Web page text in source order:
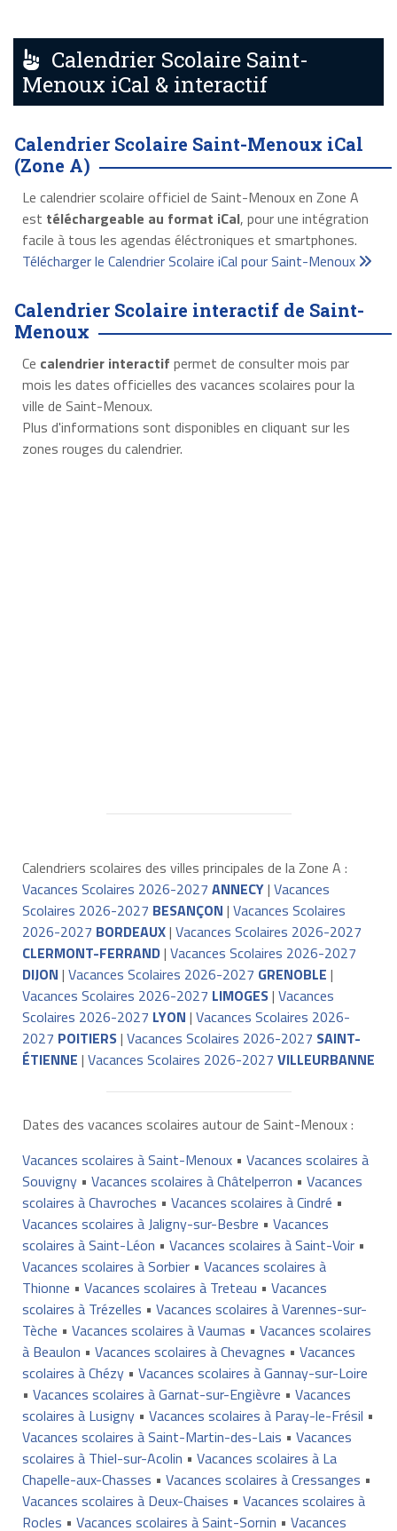
Calendrier Scolaire Saint-
Menoux iCal & interactif
Calendrier Scolaire Saint-Menoux iCal
(Zone A)
Le calendrier scolaire officiel de Saint-Menoux en Zone A
est téléchargeable au format iCal, pour une intégration
facile à tous les agendas éléctroniques et smartphones.
Télécharger le Calendrier Scolaire iCal pour Saint-Menoux
Calendrier Scolaire interactif de Saint-
Menoux
Ce calendrier interactif permet de consulter mois par
mois les dates officielles des vacances scolaires pour la
ville de Saint-Menoux.
Plus d'informations sont disponibles en cliquant sur les
zones rouges du calendrier.
Calendriers scolaires des villes principales de la Zone A :
Vacances Scolaires 2026-2027 ANNECY| Vacances
Scolaires 2026-2027 BESANÇON | Vacances Scolaires
2026-2027 BORDEAUX| Vacances Scolaires 2026-2027
CLERMONT-FERRAND| Vacances Scolaires 2026-2027
DIJON | Vacances Scolaires 2026-2027 GRENOBLE |
Vacances Scolaires 2026-2027 LIMOGES| Vacances
Scolaires 2026-2027 LYON | Vacances Scolaires 2026-
2027 POITIERS| Vacances Scolaires 2026-2027 SAINT-
ÉTIENNE | Vacances Scolaires 2026-2027 VILLEURBANNE
Dates des vacances scolaires autour de Saint-Menoux :
Vacances scolaires à Saint-Menoux• Vacances scolaires à
Souvigny• Vacances scolaires à Châtelperron • Vacances
scolaires à Chavroches • Vacances scolaires à Cindré •
Vacances scolaires à Jaligny-sur-Besbre • Vacances
scolaires à Saint-Léon • Vacances scolaires à Saint-Voir•
Vacances scolaires à Sorbier• Vacances scolaires à
Thionne • Vacances scolaires à Treteau • Vacances
scolaires à Trézelles • Vacances scolaires à Varennes-sur-
Tèche • Vacances scolaires à Vaumas • Vacances scolaires
à Beaulon • Vacances scolaires à Chevagnes • Vacances
scolaires à Chézy• Vacances scolaires à Gannay-sur-Loire
• Vacances scolaires à Garnat-sur-Engièvre • Vacances
scolaires à Lusigny• Vacances scolaires à Paray-le-Frésil •
Vacances scolaires à Saint-Martin-des-Lais • Vacances
scolaires à Thiel-sur-Acolin • Vacances scolaires à La
Chapelle-aux-Chasses • Vacances scolaires à Cressanges •
Vacances scolaires à Deux-Chaises • Vacances scolaires à
Rocles • Vacances scolaires à Saint-Sornin • Vacances